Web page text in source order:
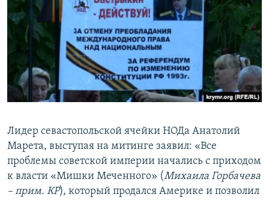
Лидер севастопольской ячейки НОДа Анатолий
Марета, выступая на митинге заявил: «Все
проблемы советской империи начались с приходом
к власти «Мишки Меченного» (Михаила Горбачева
– прим. КР), который продался Америке и позволил